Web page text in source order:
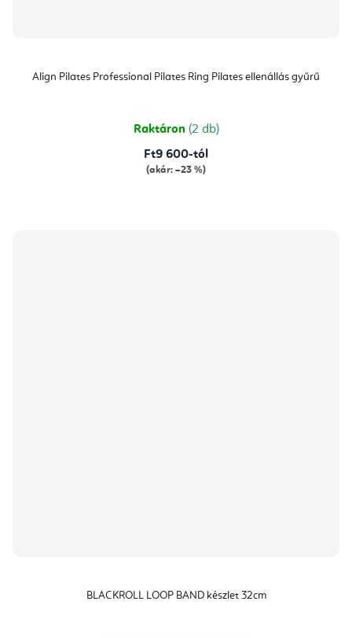
Align Pilates Professional Pilates Ring Pilates ellenállás gyűrű
Raktáron (2 db)
Ft9 600-tól
(akár: –23 %)
BLACKROLL LOOP BAND készlet 32cm